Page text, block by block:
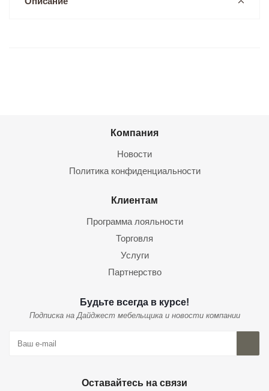
Компания
Новости
Политика конфиденциальности
Клиентам
Программа лояльности
Торговля
Услуги
Партнерство
Будьте всегда в курсе!
Подписка на Дайджест мебельщика и новости компании
Оставайтесь на связи